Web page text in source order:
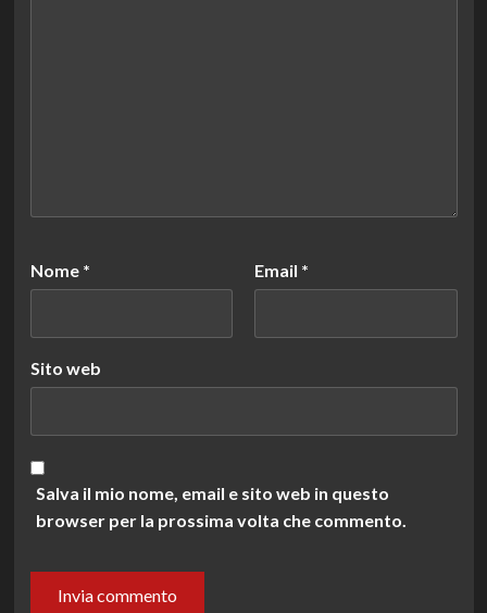
Nome * Email *
Sito web
Salva il mio nome, email e sito web in questo
browser per la prossima volta che commento.